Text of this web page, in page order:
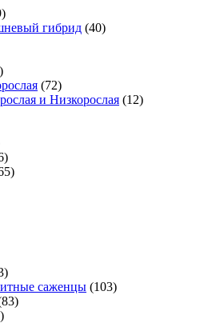
гибрид (40)
(72)
и Низкорослая (12)
саженцы (103)